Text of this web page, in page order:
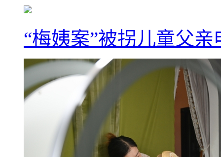
“梅姨案”被拐儿童父